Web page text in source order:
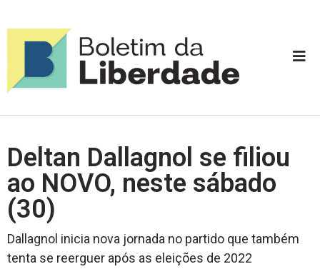
Deltan Dallagnol se filiou
ao NOVO, neste sábado
(30)
Dallagnol inicia nova jornada no partido que também
tenta se reerguer após as eleições de 2022